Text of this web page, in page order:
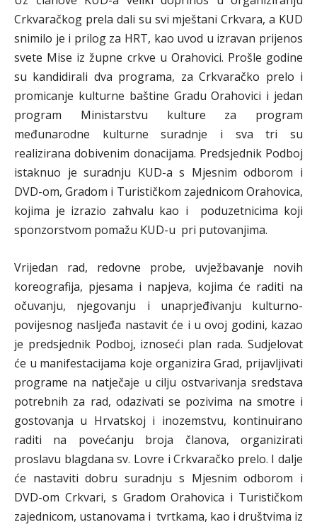
Crkvaračkog prela dali su svi mještani Crkvara, a KUD
snimilo je i prilog za HRT, kao uvod u izravan prijenos
svete Mise iz župne crkve u Orahovici. Prošle godine
su kandidirali dva programa, za Crkvaračko prelo i
promicanje kulturne baštine Gradu Orahovici i jedan
program Ministarstvu kulture za program
međunarodne kulturne suradnje i sva tri su
realizirana dobivenim donacijama. Predsjednik Podboj
istaknuo je suradnju KUD-a s Mjesnim odborom i
DVD-om, Gradom i Turističkom zajednicom Orahovica,
kojima je izrazio zahvalu kao i poduzetnicima koji
sponzorstvom pomažu KUD-u pri putovanjima.
Vrijedan rad, redovne probe, uvježbavanje novih
koreografija, pjesama i napjeva, kojima će raditi na
očuvanju, njegovanju i unaprjeđivanju kulturno-
povijesnog nasljeđa nastavit će i u ovoj godini, kazao
je predsjednik Podboj, iznoseći plan rada. Sudjelovat
će u manifestacijama koje organizira Grad, prijavljivati
programe na natječaje u cilju ostvarivanja sredstava
potrebnih za rad, odazivati se pozivima na smotre i
gostovanja u Hrvatskoj i inozemstvu, kontinuirano
raditi na povećanju broja članova, organizirati
proslavu blagdana sv. Lovre i Crkvaračko prelo. I dalje
će nastaviti dobru suradnju s Mjesnim odborom i
DVD-om Crkvari, s Gradom Orahovica i Turističkom
zajednicom, ustanovama i tvrtkama, kao i društvima iz